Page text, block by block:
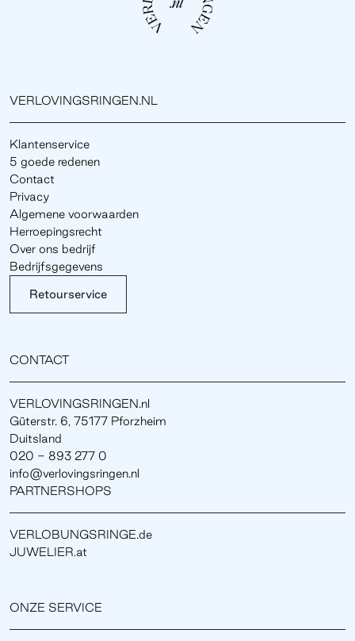
VERLOVINGSRINGEN.NL
Klantenservice
5 goede redenen
Contact
Privacy
Algemene voorwaarden
Herroepingsrecht
Over ons bedrijf
Bedrijfsgegevens
Retourservice
CONTACT
VERLOVINGSRINGEN.nl
Güterstr. 6, 75177 Pforzheim
Duitsland
020 - 893 277 0
info@verlovingsringen.nl
PARTNERSHOPS
VERLOBUNGSRINGE.de
JUWELIER.at
ONZE SERVICE